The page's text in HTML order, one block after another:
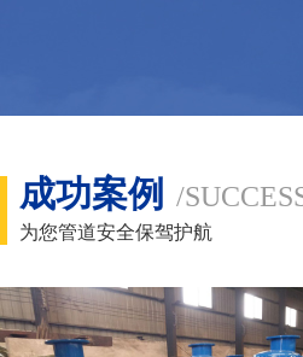
成功案例 /
为您管道安全保驾护航